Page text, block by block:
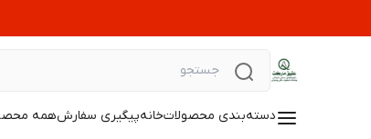
دسته‌بندی محصولاتخانهپیگیری سفارشهمه